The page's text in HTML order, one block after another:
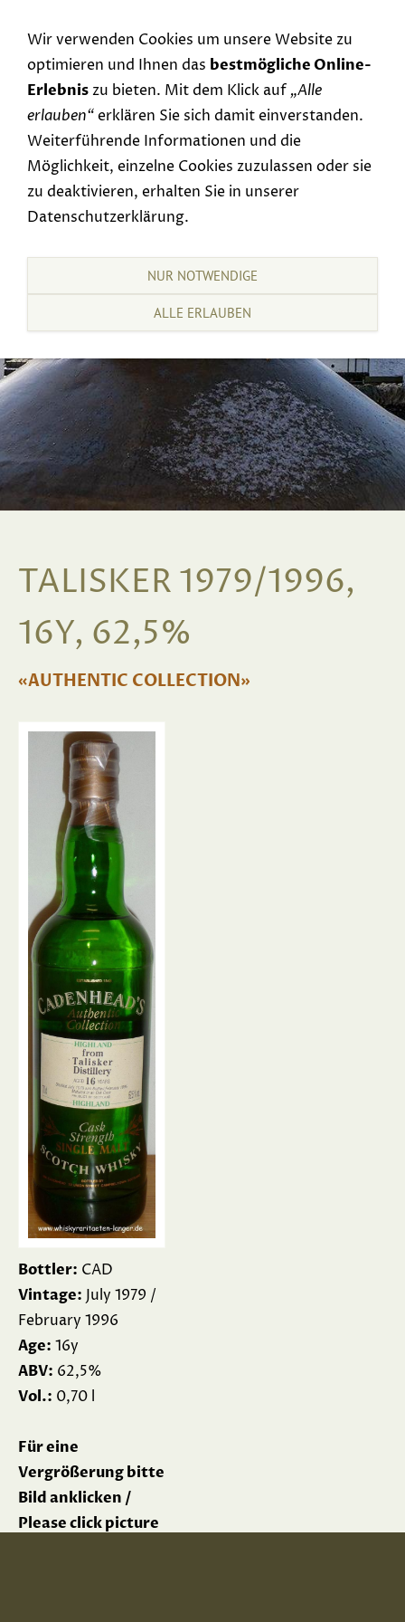
TALISKER 1979/1996,
16Y, 62,5%
«AUTHENTIC COLLECTION»
Bottler: CAD
Vintage: July 1979 /
February 1996
Age: 16y
ABV: 62,5%
Vol.: 0,70 l
Für eine
Vergrößerung bitte
Bild anklicken /
Please click picture
Wir verwenden Cookies um unsere Website zu
optimieren und Ihnen das bestmögliche Online-
Erlebniszu bieten. Mit dem Klick auf „Alle
erlauben“erklären Sie sich damit einverstanden.
Weiterführende Informationen und die
Möglichkeit, einzelne Cookies zuzulassen oder sie
zu deaktivieren, erhalten Sie in unserer
Datenschutzerklärung.
NUR NOTWENDIGE
ALLE ERLAUBEN